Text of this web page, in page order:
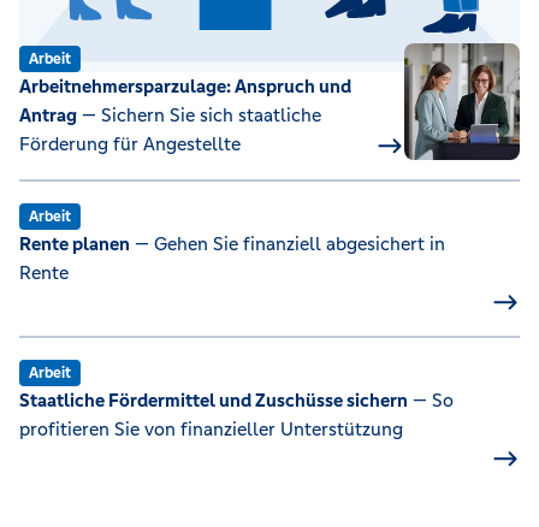
Arbeit
Arbeitnehmersparzulage: Anspruch und
Antrag — Sichern Sie sich staatliche
Förderung für Angestellte
Arbeit
Rente planen — Gehen Sie finanziell abgesichert in
Rente
Arbeit
Staatliche Fördermittel und Zuschüsse sichern — So
profitieren Sie von finanzieller Unterstützung